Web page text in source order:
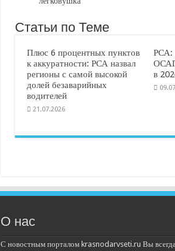
Статьи по Теме
Плюс 6 процентных пунктов
к аккуратности: РСА назвал
регионы с самой высокой
долей безаварийных
водителей
21.07.2026
РСА:
в
О нас
С новостным порталом krasnodarvseti.ru Вы